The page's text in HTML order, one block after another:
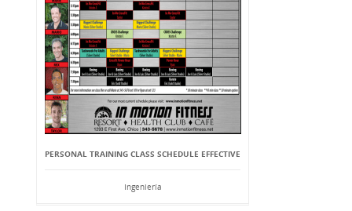
PERSONAL TRAINING CLASS SCHEDULE EFFECTIVE
Ingeniería